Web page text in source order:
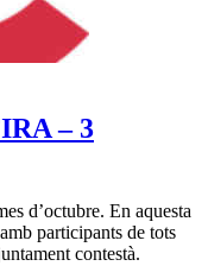
– 3
d’octubre. En aquesta
participants de tots
contestà.